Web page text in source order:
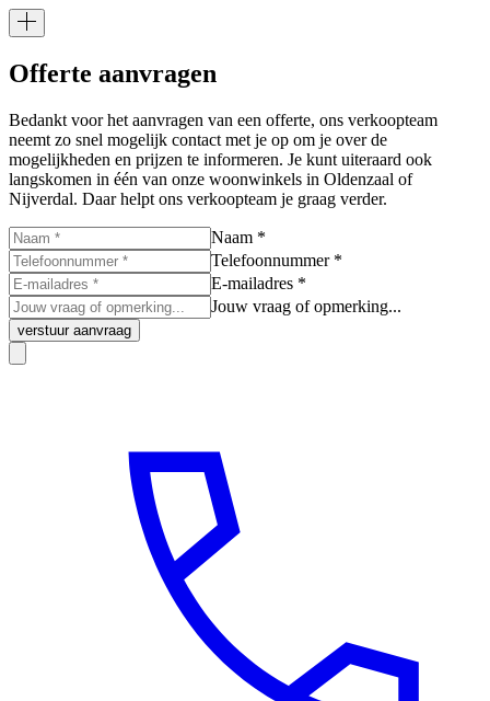
Offerte aanvragen
Bedankt voor het aanvragen van een offerte, ons verkoopteam
neemt zo snel mogelijk contact met je op om je over de
mogelijkheden en prijzen te informeren. Je kunt uiteraard ook
langskomen in één van onze woonwinkels in Oldenzaal of
Nijverdal. Daar helpt ons verkoopteam je graag verder.
Naam *
Telefoonnummer *
E-mailadres *
Jouw vraag of opmerking...
verstuur aanvraag